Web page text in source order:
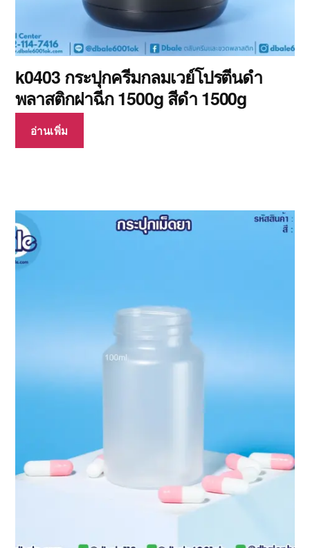
k0403 กระปุกครีมกลมเวย์โปรตีนดำ
พลาสติกฝาฉีก 1500g สีดำ 1500g
อ่านเพิ่ม